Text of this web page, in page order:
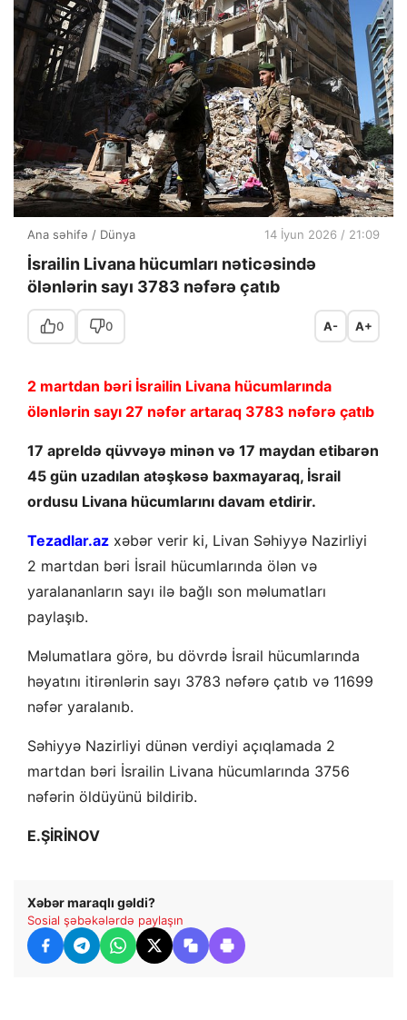
Ana səhifə / Dünya 14 İyun 2026 / 21:09
İsrailin Livana hücumları nəticəsində
ölənlərin sayı 3783 nəfərə çatıb
0 0 A- A+
2 martdan bəri İsrailin Livana hücumlarında
ölənlərin sayı 27 nəfər artaraq 3783 nəfərə çatıb
17 apreldə qüvvəyə minən və 17 maydan etibarən
45 gün uzadılan atəşkəsə baxmayaraq, İsrail
ordusu Livana hücumlarını davam etdirir.
Tezadlar.az xəbər verir ki, Livan Səhiyyə Nazirliyi
2 martdan bəri İsrail hücumlarında ölən və
yaralananların sayı ilə bağlı son məlumatları
paylaşıb.
Məlumatlara görə, bu dövrdə İsrail hücumlarında
həyatını itirənlərin sayı 3783 nəfərə çatıb və 11699
nəfər yaralanıb.
Səhiyyə Nazirliyi dünən verdiyi açıqlamada 2
martdan bəri İsrailin Livana hücumlarında 3756
nəfərin öldüyünü bildirib.
E.ŞİRİNOV
Xəbər maraqlı gəldi?
Sosial şəbəkələrdə paylaşın